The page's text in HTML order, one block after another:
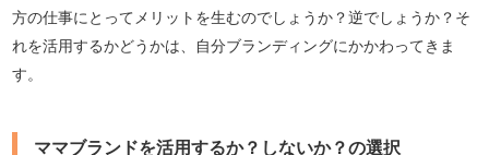
方の仕事にとってメリットを生むのでしょうか？逆でしょうか？そ
れを活用するかどうかは、自分ブランディングにかかわってきま
す。
ママブランドを活用するか？しないか？の選択